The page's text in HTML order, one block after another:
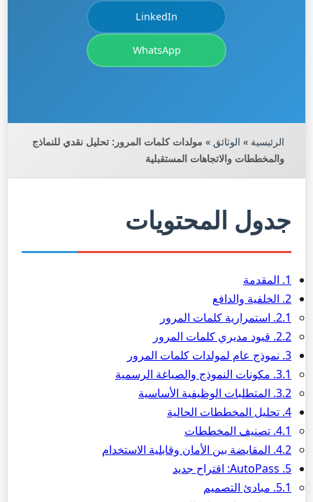
LinkedIn
WhatsApp
الرئيسية » الوثائق » مولدات كلمات المرور: تحليل نقدي للنماذج
والمخططات والاتجاهات المستقبلية
جدول المحتويات
1. المقدمة
2. الخلفية والدافع
2.1. استمرارية كلمات المرور
2.2. قيود مديري كلمات المرور
3. نموذج عام لمولدات كلمات المرور
3.1. مكونات النموذج والصياغة الرسمية
3.2. المتطلبات الوظيفية الأساسية
4. تحليل المخططات الحالية
4.1. تصنيف المخططات
4.2. المقايضة بين الأمان وقابلية الاستخدام
5. AutoPass: اقتراح جديد
5.1. مبادئ التصميم